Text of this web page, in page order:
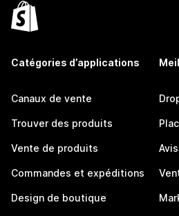
Catégories d’applications
Canaux de vente
Trouver des produits
Vente de produits
Commandes et expéditions
Design de boutique